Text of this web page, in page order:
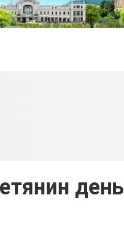
день